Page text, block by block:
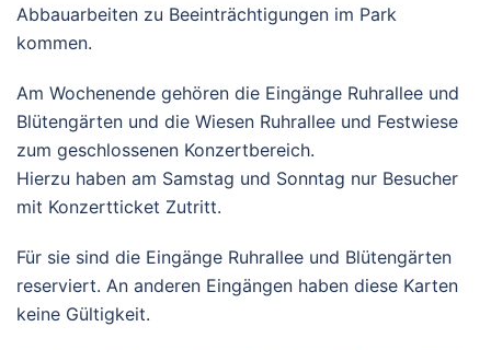
Abbauarbeiten zu Beeinträchtigungen im Park
kommen.
Am Wochenende gehören die Eingänge Ruhrallee und
Blütengärten und die Wiesen Ruhrallee und Festwiese
zum geschlossenen Konzertbereich.
Hierzu haben am Samstag und Sonntag nur Besucher
mit Konzertticket Zutritt.
Für sie sind die Eingänge Ruhrallee und Blütengärten
reserviert. An anderen Eingängen haben diese Karten
keine Gültigkeit.